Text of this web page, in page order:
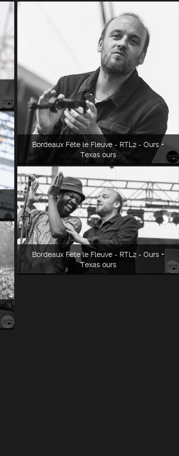
Bordeaux Fête le Fleuve - RTL2 - Ours +
Texas ours
Bordeaux Fête le Fleuve - RTL2 - Ours +
Texas ours